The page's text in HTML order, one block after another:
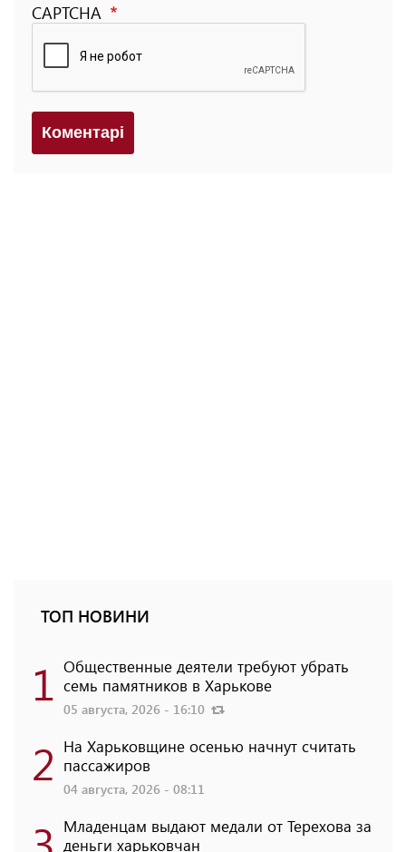
CAPTCHA
Коментарi
ТОП НОВИНИ
1 Общественные деятели требуют убрать
семь памятников в Харькове
05 августа, 2026 - 16:10
2 На Харьковщине осенью начнут считать
пассажиров
04 августа, 2026 - 08:11
Младенцам выдают медали от Терехова за
деньги харьковчан